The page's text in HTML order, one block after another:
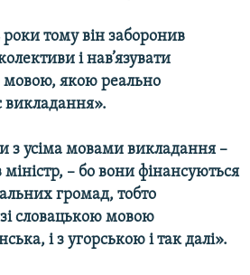
тому він заборонив
і нав’язувати
мовою, якою реально
викладання».
з усіма мовами викладання –
міністр, – бо вони фінансуються
громад, тобто
словацькою мовою
і з угорською і так далі».